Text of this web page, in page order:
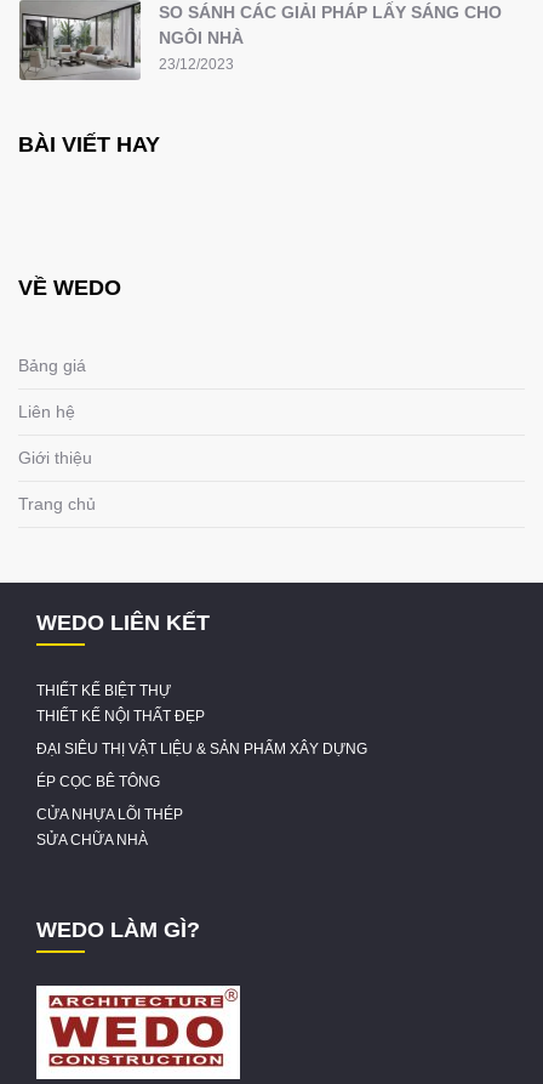
SO SÁNH CÁC GIẢI PHÁP LẤY SÁNG CHO
NGÔI NHÀ
23/12/2023
BÀI VIẾT HAY
VỀ WEDO
Bảng giá
Liên hệ
Giới thiệu
Trang chủ
WEDO LIÊN KẾT
THIẾT KẾ BIỆT THỰ
THIẾT KẾ NỘI THẤT ĐẸP
ĐẠI SIÊU THỊ VẬT LIỆU & SẢN PHẨM XÂY DỰNG
ÉP CỌC BÊ TÔNG
CỬA NHỰA LÕI THÉP
SỬA CHỮA NHÀ
WEDO LÀM GÌ?